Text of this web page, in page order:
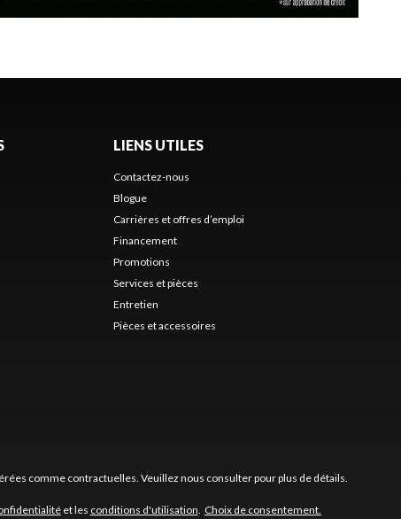
LIENS UTILES
Contactez-nous
Blogue
Carrières et offres d’emploi
Financement
Promotions
Services et pièces
Entretien
Pièces et accessoires
comme contractuelles. Veuillez nous consulter pour plus de détails.
et les conditions d'utilisation. Choix de consentement.